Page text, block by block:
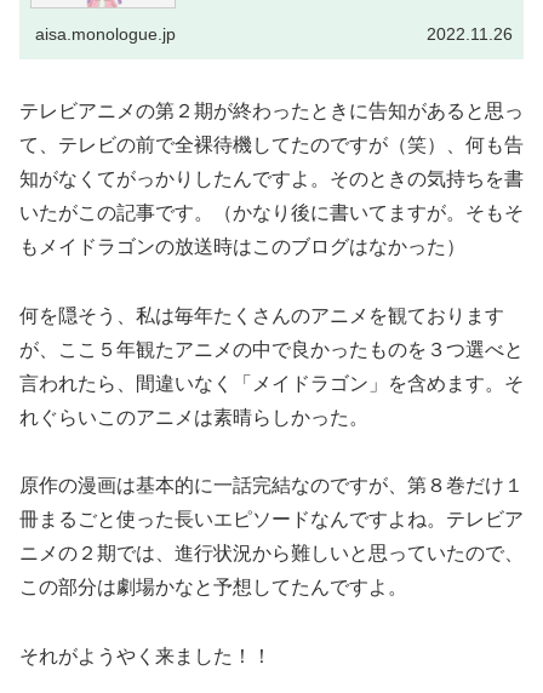
aisa.monologue.jp 2022.11.26
テレビアニメの第２期が終わったときに告知があると思っ
て、テレビの前で全裸待機してたのですが（笑）、何も告
知がなくてがっかりしたんですよ。そのときの気持ちを書
いたがこの記事です。（かなり後に書いてますが。そもそ
もメイドラゴンの放送時はこのブログはなかった）
何を隠そう、私は毎年たくさんのアニメを観ております
が、ここ５年観たアニメの中で良かったものを３つ選べと
言われたら、間違いなく「メイドラゴン」を含めます。そ
れぐらいこのアニメは素晴らしかった。
原作の漫画は基本的に一話完結なのですが、第８巻だけ１
冊まるごと使った長いエピソードなんですよね。テレビア
ニメの２期では、進行状況から難しいと思っていたので、
この部分は劇場かなと予想してたんですよ。
それがようやく来ました！！